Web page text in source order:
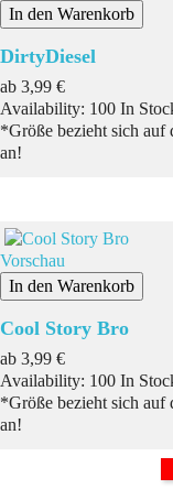
In den Warenkorb
DirtyDiesel
ab Preis
3,99 €
Availability: 100 In
*Größe bezieht sich auf
an!
Vorschau
In den Warenkorb
Cool Story Bro
ab Preis
3,99 €
Availability: 100 In
*Größe bezieht sich auf
an!